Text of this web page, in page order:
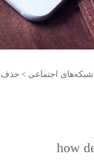
شبکه‌های اجتماعی > حذف
how